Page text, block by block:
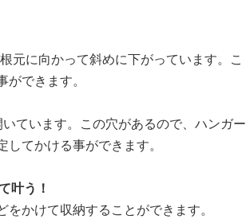
元に向かって斜めに下がっています。こ
できます。
ています。この穴があるので、ハンガー
てかける事ができます。
叶う！
かけて収納することができます。